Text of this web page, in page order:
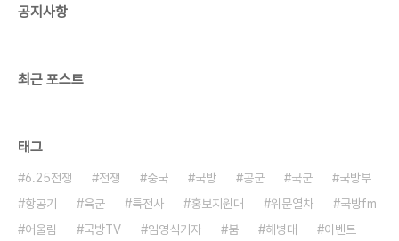
공지사항
최근 포스트
태그
6.25전쟁 전쟁 중국 국방 공군 국군
국방부
항공기
육군 특전사 홍보지원대 위문열차
국방fm
어울림
국방TV 임영식기자 붐 해병대
이벤트